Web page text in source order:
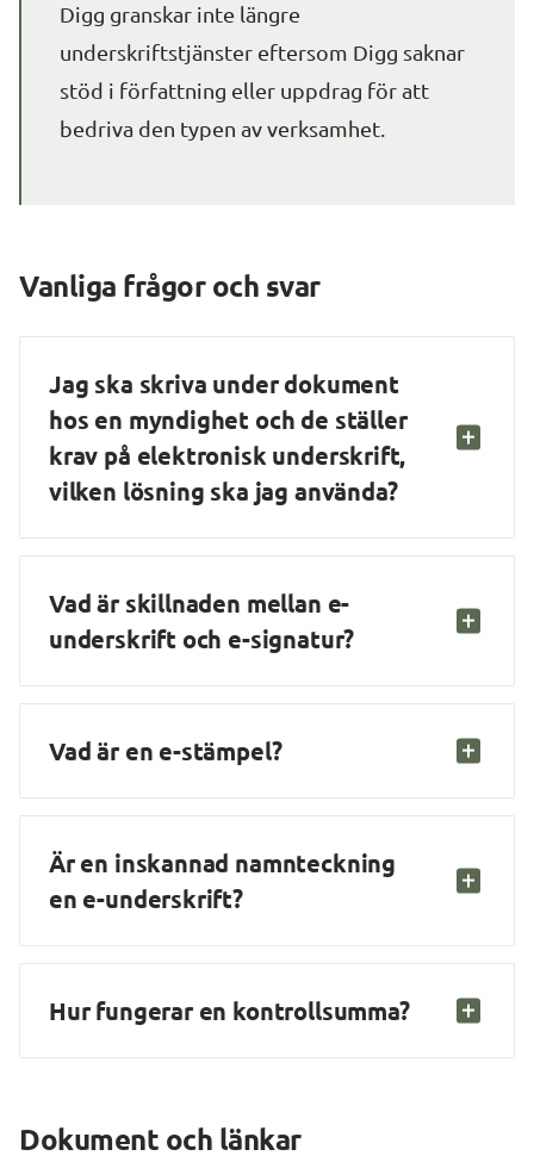
Digg granskar inte längre
underskriftstjänster eftersom Digg saknar
stöd i författning eller uppdrag för att
bedriva den typen av verksamhet.
Vanliga frågor och svar
Jag ska skriva under dokument
hos en myndighet och de ställer
krav på elektronisk underskrift,
vilken lösning ska jag använda?
Vad är skillnaden mellan e-
underskrift och e-signatur?
Vad är en e-stämpel?
Är en inskannad namnteckning
en e-underskrift?
Hur fungerar en kontrollsumma?
Dokument och länkar